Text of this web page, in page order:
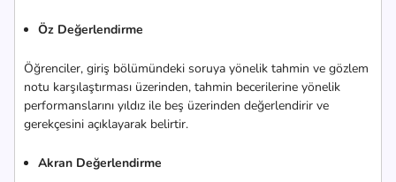
Öz Değerlendirme
Öğrenciler, giriş bölümündeki soruya yönelik tahmin ve gözlem
notu karşılaştırması üzerinden, tahmin becerilerine yönelik
performanslarını yıldız ile beş üzerinden değerlendirir ve
gerekçesini açıklayarak belirtir.
Akran Değerlendirme